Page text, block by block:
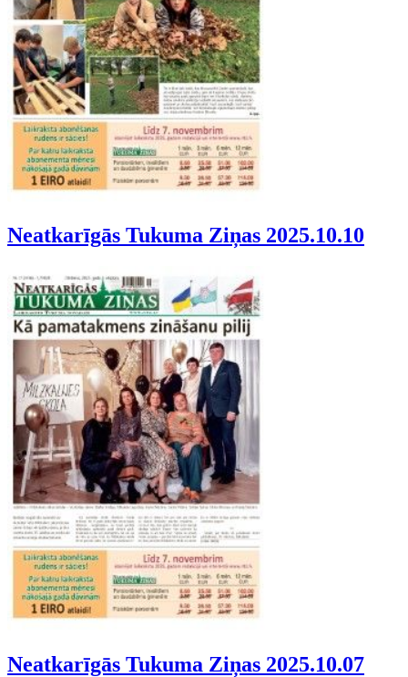
Neatkarīgās Tukuma Ziņas 2025.10.10
Neatkarīgās Tukuma Ziņas 2025.10.07